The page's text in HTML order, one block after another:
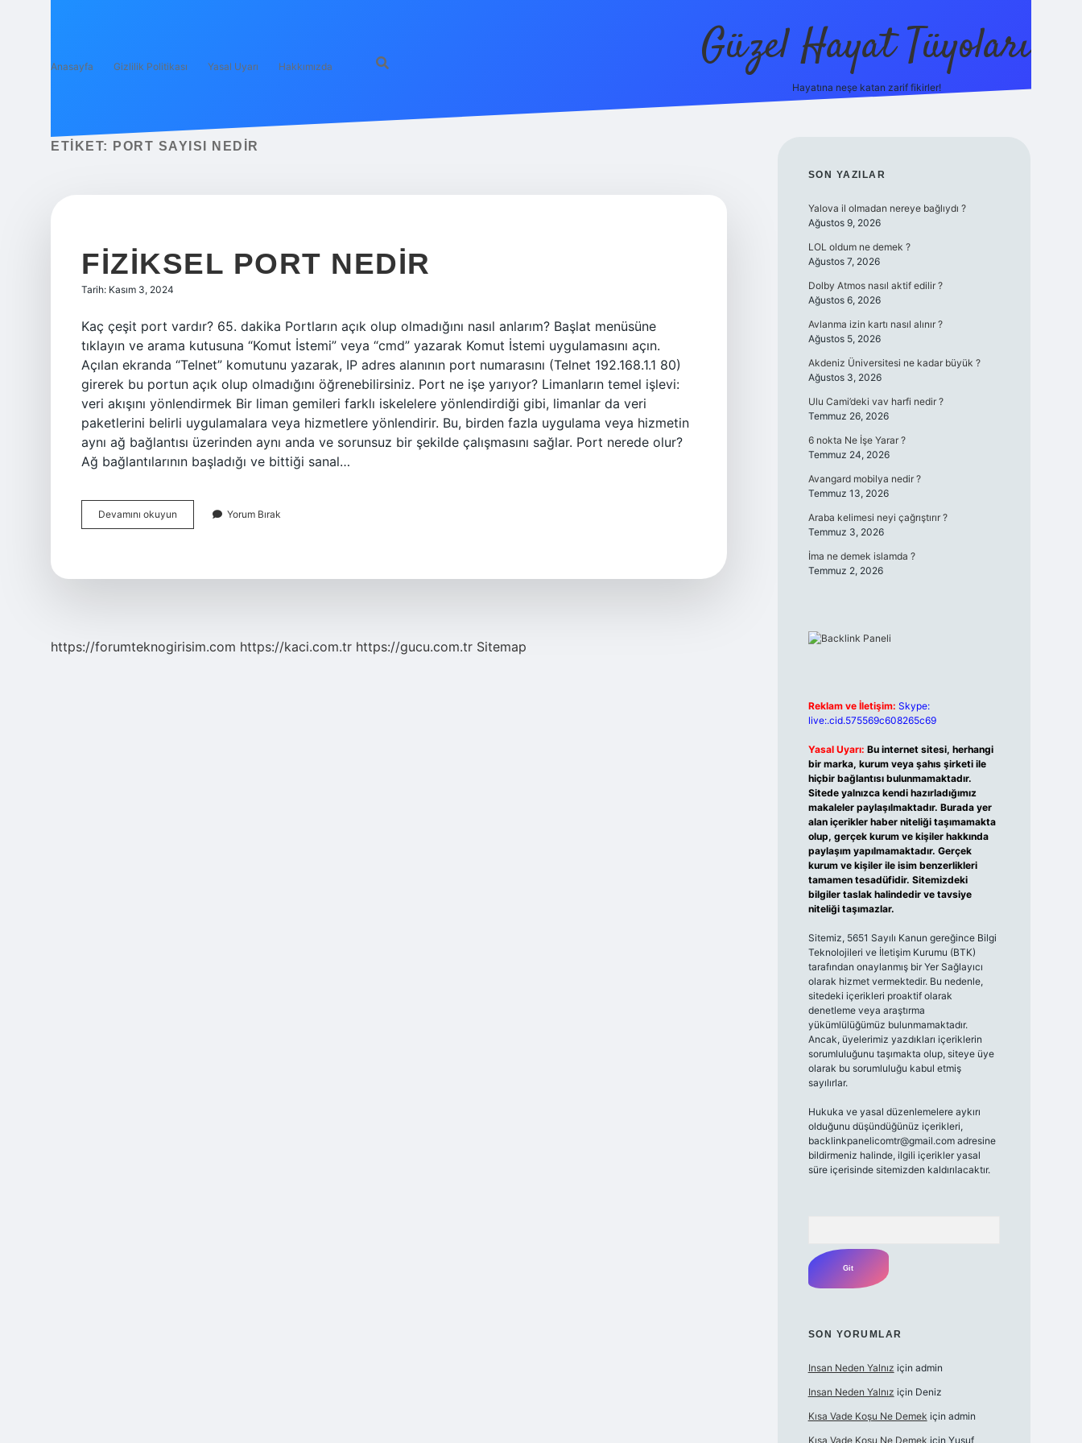
Anasayfa Gizlilik Politikası Yasal Uyarı Hakkımızda Güzel Hayat Tüyoları
Hayatına neşe katan zarif fikirler!
ETIKET: PORT SAYISI NEDIR
FIZIKSEL PORT NEDIR
Tarih: Kasım 3, 2024
Kaç çeşit port vardır? 65. dakika Portların açık olup olmadığını nasıl anlarım? Başlat menüsüne
tıklayın ve arama kutusuna “Komut İstemi” veya “cmd” yazarak Komut İstemi uygulamasını açın.
Açılan ekranda “Telnet” komutunu yazarak, IP adres alanının port numarasını (Telnet 192.168.1.1 80)
girerek bu portun açık olup olmadığını öğrenebilirsiniz. Port ne işe yarıyor? Limanların temel işlevi:
veri akışını yönlendirmek Bir liman gemileri farklı iskelelere yönlendirdiği gibi, limanlar da veri
paketlerini belirli uygulamalara veya hizmetlere yönlendirir. Bu, birden fazla uygulama veya hizmetin
aynı ağ bağlantısı üzerinden aynı anda ve sorunsuz bir şekilde çalışmasını sağlar. Port nerede olur?
Ağ bağlantılarının başladığı ve bittiği sanal…
Devamını okuyun
Port
Yorum Bırak
https://forumteknogirisim.com https://kaci.com.tr https://gucu.com.tr Sitemap
SIDEBAR
SON YAZILAR
Yalova il olmadan nereye bağlıydı ?
Ağustos 9, 2026
LOL oldum ne demek ?
Ağustos 7, 2026
Dolby Atmos nasıl aktif edilir ?
Ağustos 6, 2026
Avlanma izin kartı nasıl alınır ?
Ağustos 5, 2026
Akdeniz Üniversitesi ne kadar büyük ?
Ağustos 3, 2026
Ulu Cami’deki vav harfi nedir ?
Temmuz 26, 2026
6 nokta Ne İşe Yarar ?
Temmuz 24, 2026
Avangard mobilya nedir ?
Temmuz 13, 2026
Araba kelimesi neyi çağrıştırır ?
Temmuz 3, 2026
İma ne demek islamda ?
Temmuz 2, 2026
Reklam ve İletişim: Skype:
live:.cid.575569c608265c69
Yasal Uyarı: Bu internet sitesi, herhangi
bir marka, kurum veya şahıs şirketi ile
hiçbir bağlantısı bulunmamaktadır.
Sitede yalnızca kendi hazırladığımız
makaleler paylaşılmaktadır. Burada yer
alan içerikler haber niteliği taşımamakta
olup, gerçek kurum ve kişiler hakkında
paylaşım yapılmamaktadır. Gerçek
kurum ve kişiler ile isim benzerlikleri
tamamen tesadüfidir. Sitemizdeki
bilgiler taslak halindedir ve tavsiye
niteliği taşımazlar.
Sitemiz, 5651 Sayılı Kanun gereğince Bilgi
Teknolojileri ve İletişim Kurumu (BTK)
tarafından onaylanmış bir Yer Sağlayıcı
olarak hizmet vermektedir. Bu nedenle,
sitedeki içerikleri proaktif olarak
denetleme veya araştırma
yükümlülüğümüz bulunmamaktadır.
Ancak, üyelerimiz yazdıkları içeriklerin
sorumluluğunu taşımakta olup, siteye üye
olarak bu sorumluluğu kabul etmiş
sayılırlar.
Hukuka ve yasal düzenlemelere aykırı
olduğunu düşündüğünüz içerikleri,
backlinkpanelicomtr@gmail.comadresine
bildirmeniz halinde, ilgili içerikler yasal
süre içerisinde sitemizden kaldırılacaktır.
SON YORUMLAR
Insan Neden Yalnız için admin
Insan Neden Yalnız için Deniz
Kısa Vade Koşu Ne Demek için admin
Kısa Vade Koşu Ne Demek için Yusuf